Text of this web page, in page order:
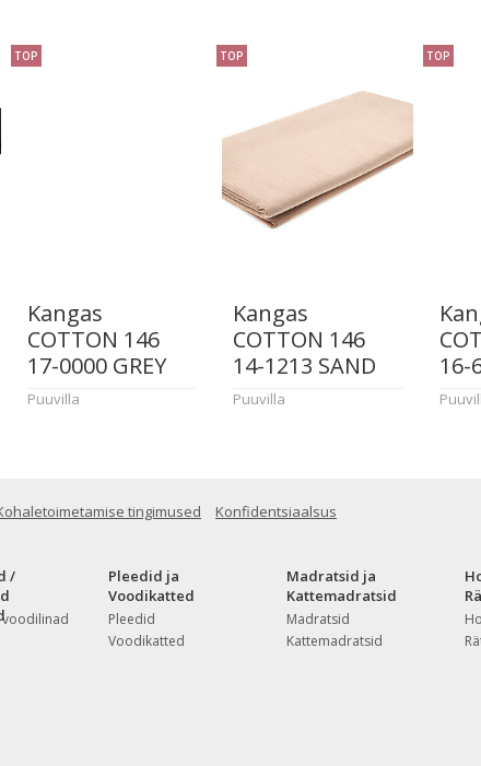
TOP
Kangas
COTTON 146
17-0000 GREY
Puuvilla
TOP
Kangas
COTTON 146
14-1213 SAND
Puuvilla
TOP
16-
tingimused Konfidentsiaalsus
/
Pleedid ja
Voodikatted
Pleedid
Voodikatted
Madratsid ja
Kattemadratsid
Madratsid
Kattemadratsid